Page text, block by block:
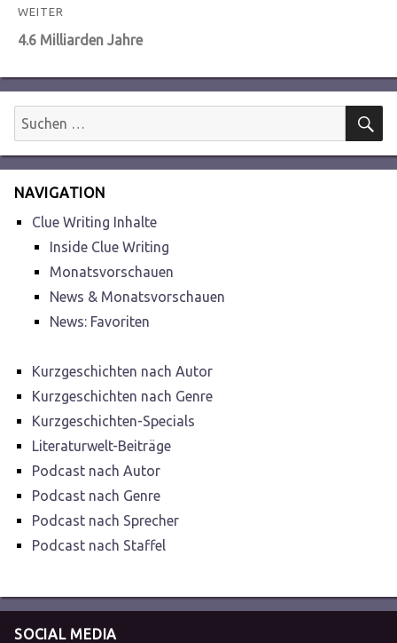
WEITER
Nächster
4.6 Milliarden Jahre
Suchen
nach:
NAVIGATION
Clue Writing Inhalte
Inside Clue Writing
Monatsvorschauen
News & Monatsvorschauen
News: Favoriten
Kurzgeschichten nach Autor
Kurzgeschichten nach Genre
Kurzgeschichten-Specials
Literaturwelt-Beiträge
Podcast nach Autor
Podcast nach Genre
Podcast nach Sprecher
Podcast nach Staffel
SOCIAL MEDIA